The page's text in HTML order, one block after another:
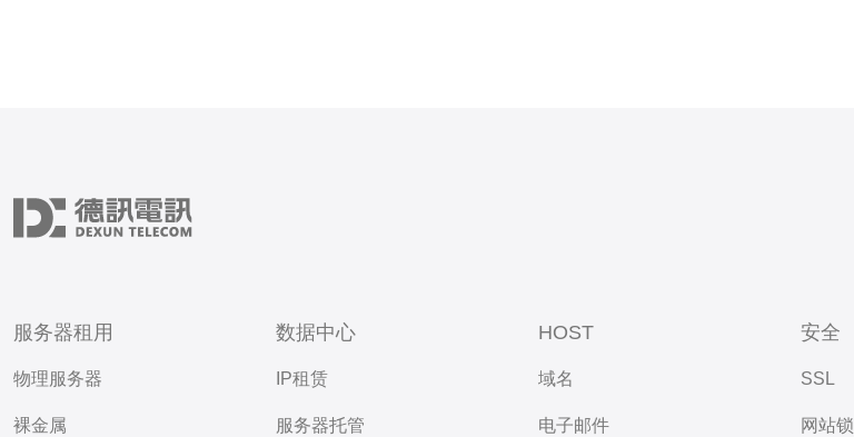
服务器租用
物理服务器
裸金属
数据中心
IP租赁
服务器托管
HOST
域名
电子邮件
安全
SSL
网站锁